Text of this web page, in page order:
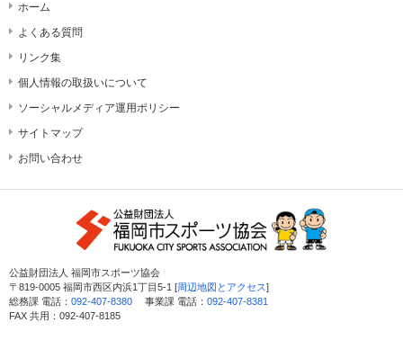
ホーム
よくある質問
リンク集
個人情報の取扱いについて
ソーシャルメディア運用ポリシー
サイトマップ
お問い合わせ
公益財団法人 福岡市スポーツ協会
〒819-0005 福岡市西区内浜1丁目5-1 [周辺地図とアクセス]
総務課 電話： 092-407-8380 事業課 電話： 092-407-8381
FAX 共用：092-407-8185